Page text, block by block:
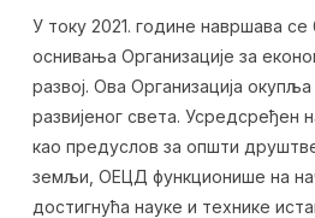
У току 2021. године навршава
оснивања Организације за
развој. Ова Организација
развијеног света. Усредсређен
као предуслов за општи
земљи, ОЕЦД функционише на
достигнућа науке и технике